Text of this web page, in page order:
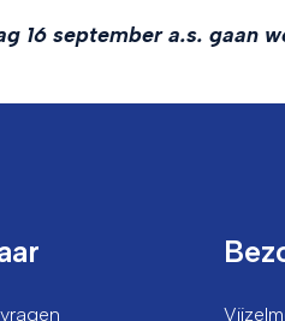
16 september a.s. gaan